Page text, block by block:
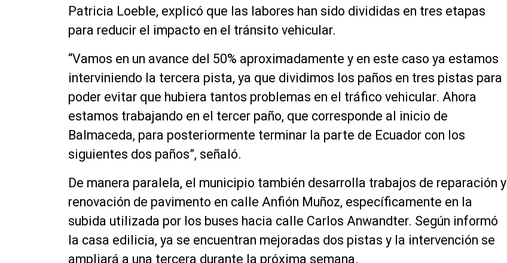
Patricia Loeble, explicó que las labores han sido divididas en tres etapas
para reducir el impacto en el tránsito vehicular.
“Vamos en un avance del 50% aproximadamente y en este caso ya estamos
interviniendo la tercera pista, ya que dividimos los paños en tres pistas para
poder evitar que hubiera tantos problemas en el tráfico vehicular. Ahora
estamos trabajando en el tercer paño, que corresponde al inicio de
Balmaceda, para posteriormente terminar la parte de Ecuador con los
siguientes dos paños”, señaló.
De manera paralela, el municipio también desarrolla trabajos de reparación y
renovación de pavimento en calle Anfión Muñoz, específicamente en la
subida utilizada por los buses hacia calle Carlos Anwandter. Según informó
la casa edilicia, ya se encuentran mejoradas dos pistas y la intervención se
ampliará a una tercera durante la próxima semana.